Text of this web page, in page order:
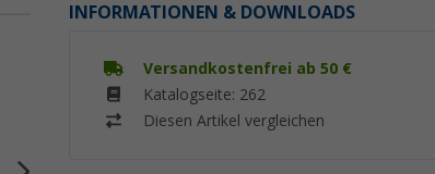
INFORMATIONEN & DOWNLOADS
Versandkostenfrei ab 50 €
Katalogseite: 262
Diesen Artikel vergleichen
%